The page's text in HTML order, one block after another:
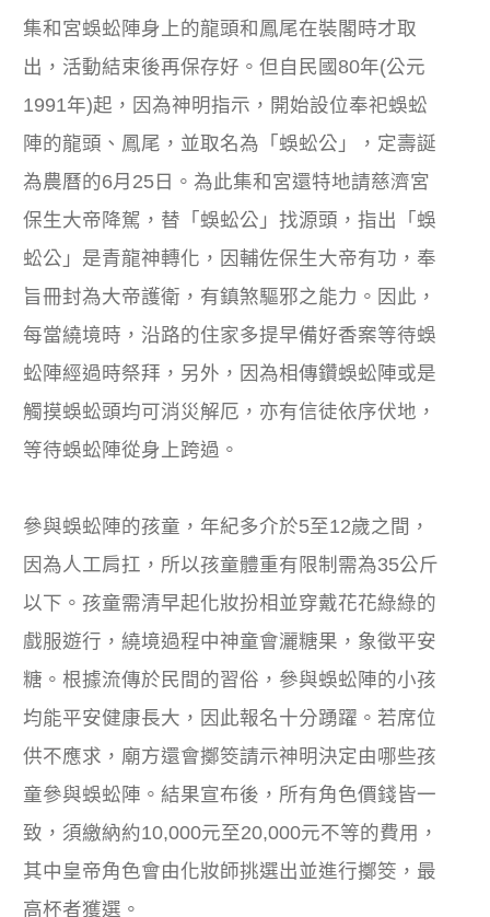
集和宮蜈蚣陣身上的龍頭和鳳尾在裝閣時才取
出，活動結束後再保存好。但自民國80年(公元
1991年)起，因為神明指示，開始設位奉祀蜈蚣
陣的龍頭、鳳尾，並取名為「蜈蚣公」，定壽誕
為農曆的6月25日。為此集和宮還特地請慈濟宮
保生大帝降駕，替「蜈蚣公」找源頭，指出「蜈
蚣公」是青龍神轉化，因輔佐保生大帝有功，奉
旨冊封為大帝護衛，有鎮煞驅邪之能力。因此，
每當繞境時，沿路的住家多提早備好香案等待蜈
蚣陣經過時祭拜，另外，因為相傳鑽蜈蚣陣或是
觸摸蜈蚣頭均可消災解厄，亦有信徒依序伏地，
等待蜈蚣陣從身上跨過。
參與蜈蚣陣的孩童，年紀多介於5至12歲之間，
因為人工肩扛，所以孩童體重有限制需為35公斤
以下。孩童需清早起化妝扮相並穿戴花花綠綠的
戲服遊行，繞境過程中神童會灑糖果，象徵平安
糖。根據流傳於民間的習俗，參與蜈蚣陣的小孩
均能平安健康長大，因此報名十分踴躍。若席位
供不應求，廟方還會擲筊請示神明決定由哪些孩
童參與蜈蚣陣。結果宣布後，所有角色價錢皆一
致，須繳納約10,000元至20,000元不等的費用，
其中皇帝角色會由化妝師挑選出並進行擲筊，最
高杯者獲選。